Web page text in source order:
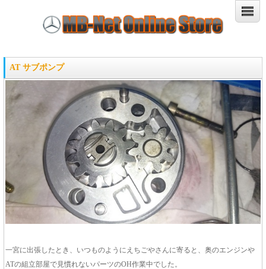
AT サブポンプ
一宮に出張したとき、いつものようにえちごやさんに寄ると、奥のエンジンや
ATの組立部屋で見慣れないパーツのOH作業中でした。